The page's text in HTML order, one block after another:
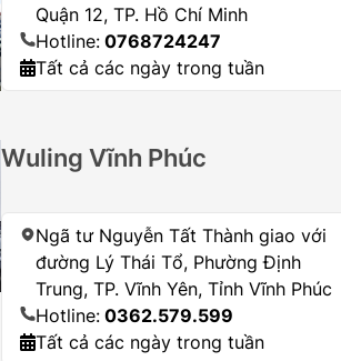
Quận 12, TP. Hồ Chí Minh
Hotline: 0768724247
Tất cả các ngày trong tuần
Wuling Vĩnh Phúc
Ngã tư Nguyễn Tất Thành giao với
đường Lý Thái Tổ, Phường Định
Trung, TP. Vĩnh Yên, Tỉnh Vĩnh Phúc
Hotline: 0362.579.599
Tất cả các ngày trong tuần